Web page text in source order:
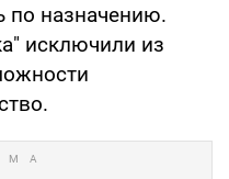
по назначению.
исключили из